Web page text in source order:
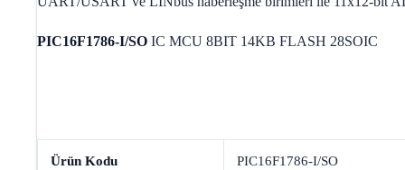
PIC16F1786-I/SO IC MCU 8BIT 14KB FLASH 28SOIC
Ürün Kodu PIC16F1786-I/SO